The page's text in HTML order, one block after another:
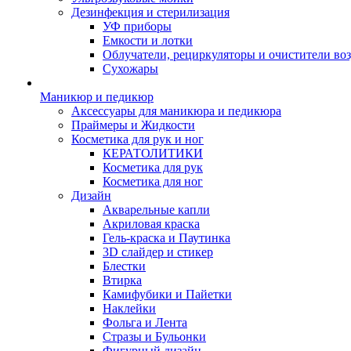
Дезинфекция и стерилизация
УФ приборы
Емкости и лотки
Облучатели, рециркуляторы и очистители
Сухожары
Маникюр и педикюр
Аксессуары для маникюра и педикюра
Праймеры и Жидкости
Косметика для рук и ног
КЕРАТОЛИТИКИ
Косметика для рук
Косметика для ног
Дизайн
Акварельные капли
Акриловая краска
Гель-краска и Паутинка
3D слайдер и стикер
Блестки
Втирка
Камифубики и Пайетки
Наклейки
Фольга и Лента
Стразы и Бульонки